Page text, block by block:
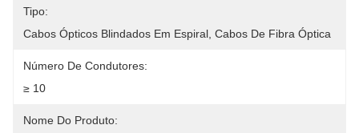
Tipo:
Cabos Ópticos Blindados Em Espiral, Cabos De Fibra Óptica
Número De Condutores:
≥ 10
Nome Do Produto: